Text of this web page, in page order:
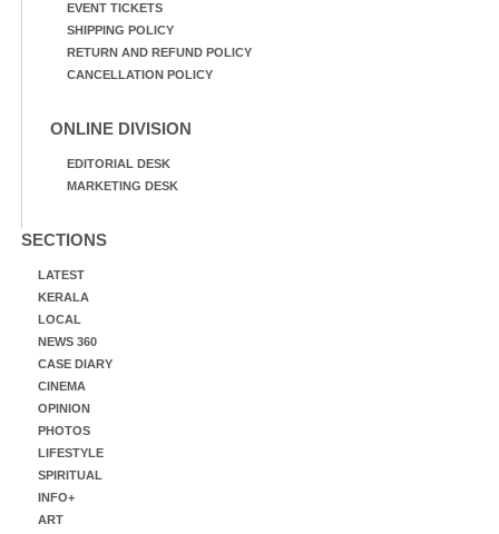
EVENT TICKETS
SHIPPING POLICY
RETURN AND REFUND POLICY
CANCELLATION POLICY
ONLINE DIVISION
EDITORIAL DESK
MARKETING DESK
SECTIONS
LATEST
KERALA
LOCAL
NEWS 360
CASE DIARY
CINEMA
OPINION
PHOTOS
LIFESTYLE
SPIRITUAL
INFO+
ART